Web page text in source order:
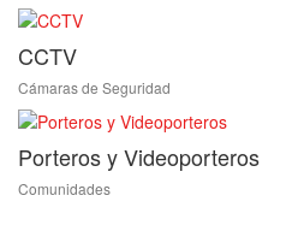
CCTV
Cámaras de Seguridad
Porteros y Videoporteros
Comunidades